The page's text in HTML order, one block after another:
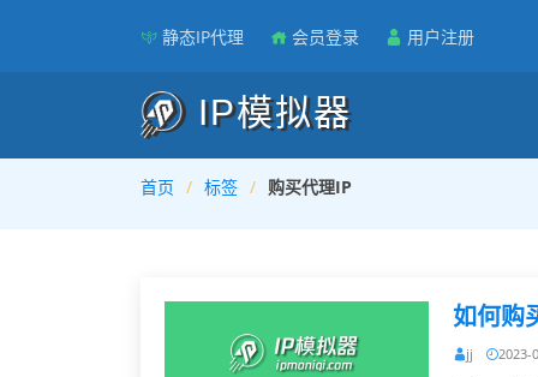
静态IP代理 会员登录 用户注册
IP模拟器
首页 标签 购买代理IP
如何购
jj 2023-